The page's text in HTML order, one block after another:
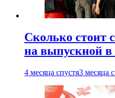
Сколько стоит
на выпускной в
4 месяца спустя3 месяца